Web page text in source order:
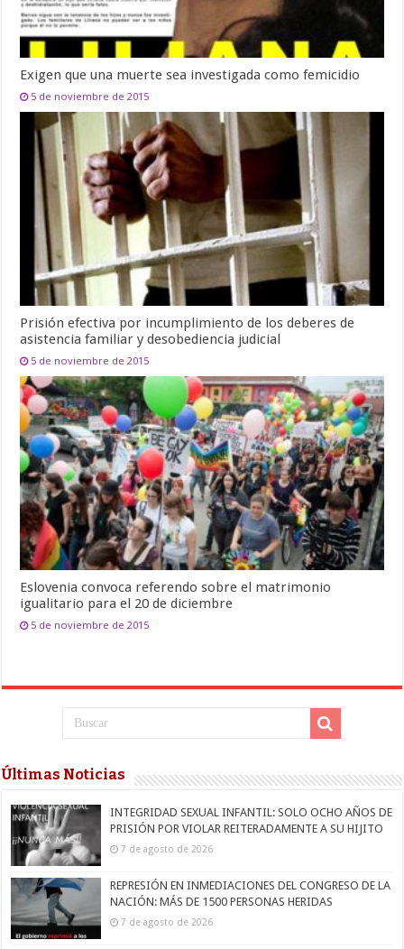
Exigen que una muerte sea investigada como femicidio
5 de noviembre de 2015
Prisión efectiva por incumplimiento de los deberes de
asistencia familiar y desobediencia judicial
5 de noviembre de 2015
Eslovenia convoca referendo sobre el matrimonio
igualitario para el 20 de diciembre
5 de noviembre de 2015
Últimas Noticias
INTEGRIDAD SEXUAL INFANTIL: SOLO OCHO AÑOS DE
PRISIÓN POR VIOLAR REITERADAMENTE A SU HIJITO
7 de agosto de 2026
REPRESIÓN EN INMEDIACIONES DEL CONGRESO DE LA
NACIÓN: MÁS DE 1500 PERSONAS HERIDAS
7 de agosto de 2026